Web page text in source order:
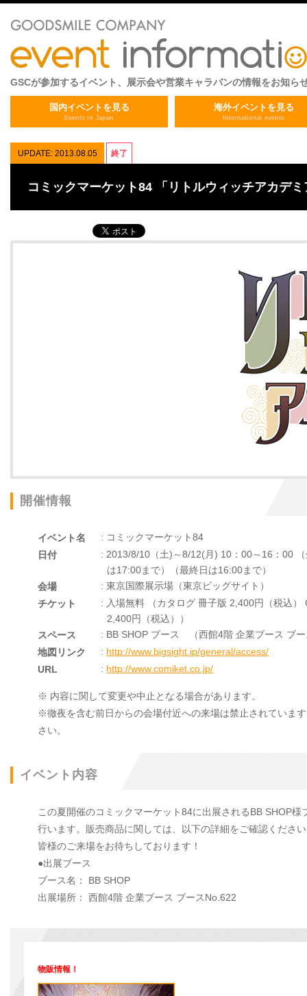
GSCが参加するイベント、展示会や営業キャラバンの情報をお知ら
国内イベントを見る
Events in Japan
海外イベントを見る
International events
UPDATE: 2013.08.05 終了
コミックマーケット84 「リトルウィッチアカデ
開催情報
イベント名
: コミックマーケット84
日付
: 2013/8/10（土)～8/12(月) 10：00～16：00
は17:00まで）（最終日は16:00まで）
会場
: 東京国際展示場（東京ビッグサイト）
チケット
: 入場無料 （カタログ 冊子版 2,400円（税込）
2,400円（税込））
スペース
: BB SHOP ブース （西館4階 企業ブース ブ
地図リンク
: http://www.bigsight.jp/general/access/
URL
: http://www.comiket.co.jp/
※ 内容に関して変更や中止となる場合があります。
※徹夜を含む前日からの会場付近への来場は禁止されていま
さい。
イベント内容
この夏開催のコミックマーケット84に出展されるBB SHOP
行います。販売商品に関しては、以下の詳細をご確認くださ
皆様のご来場をお待ちしております！
●出展ブース
ブース名： BB SHOP
出展場所： 西館4階 企業ブース ブースNo.622
物販情報！